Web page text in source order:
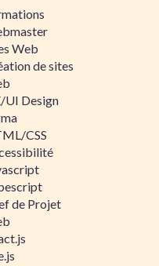
Web
de sites
UI Design
CSS
de Projet